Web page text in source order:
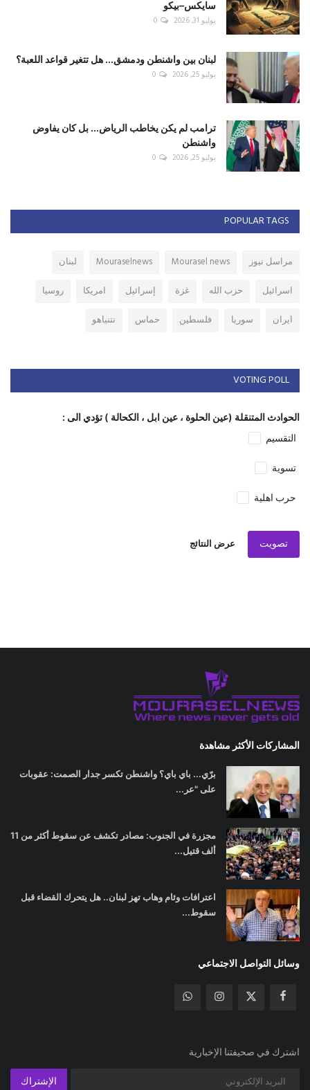
سايكس–بيكو
يوليو 31, 2026 0
لبنان بين واشنطن ودمشق... هل تتغير قواعد اللعبة؟
يوليو 25, 2026 0
ترامب لم يكن يخاطب الرياض... بل كان يفاوض
واشنطن
يوليو 25, 2026 0
POPULAR TAGS
مراسل نيوز Mourasel news
Mouraselnews
لبنان
اسرائيل
حزب الله غزة إسرائيل امريكا
روسيا
ايران
سوريا فلسطين حماس نتنياهو
VOTING POLL
الحوادث المتنقلة (عين الحلوة ، عين ابل ، الكحالة ) تؤدي الى :
التقسيم
تسوية
حرب اهلية
تصويت عرض النتائج
المشاركات الأكثر مشاهدة
برّي... باي باي؟ واشنطن تكسر جدار الصمت: عقوبات
على "عر...
مجزرة في الجنوب: مصادر تكشف عن سقوط أكثر من 11
ألف قتيل...
اعترافات وئام وهاب تهز لبنان.. هل يتحرك القضاء قبل
سقوط...
وسائل التواصل الاجتماعي
اشترك في صحيفتنا الإخبارية
الإشتراك